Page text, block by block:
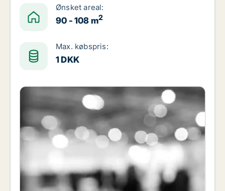
Ønsket areal:
90 - 108 m2
Max. købspris:
1 DKK